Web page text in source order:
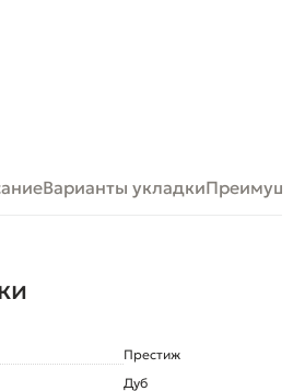
Варианты укладки
Престиж
Дуб